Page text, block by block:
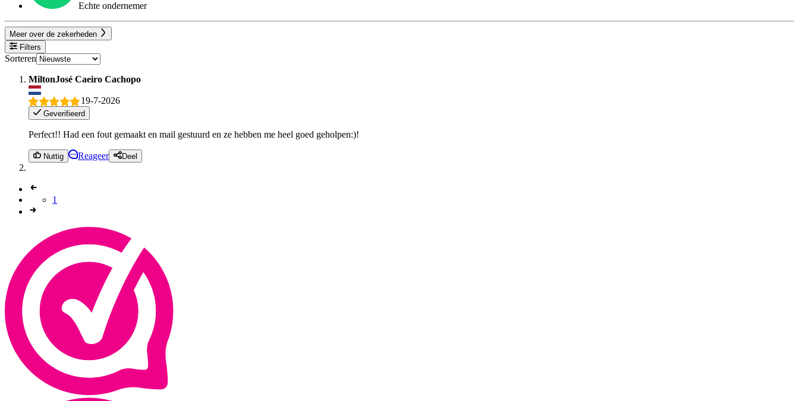
Echte ondernemer
Meer over de zekerheden
Filters
Sorteren
MiltonJosé Caeiro Cachopo
19-7-2026
Geverifieerd
Perfect!! Had een fout gemaakt en mail gestuurd en ze hebben me heel goed geholpen:)!
Nuttig Reageer Deel
1